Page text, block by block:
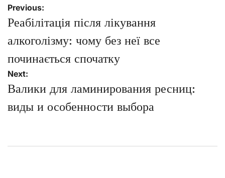
Навігація
записів
Previous:
Реабілітація після лікування
алкоголізму: чому без неї все
починається спочатку
Next:
Валики для ламинирования ресниц:
виды и особенности выбора